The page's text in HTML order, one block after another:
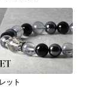
ット